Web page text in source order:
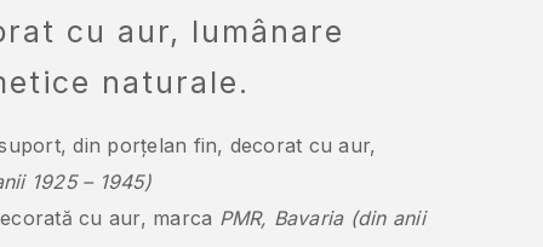
cu aur, lumânare
naturale.
din porțelan fin, decorat cu aur,
1925 – 1945)
cu aur, marca PMR, Bavaria (din anii